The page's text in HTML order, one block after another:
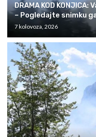
DRAMA KOD
– Pogledajte snimku
7 kolovoza, 2026